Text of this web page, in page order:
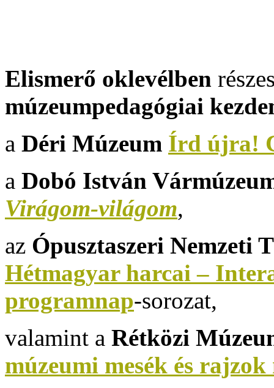
Elismerő oklevélben
múzeumpedagógiai
a Déri Múzeum Írd újra!
a Dobó István
Virágom-világom,
az Ópusztaszeri Nemzeti
Hétmagyar harcai –
programnap-sorozat,
valamint a Rétközi
múzeumi mesék és